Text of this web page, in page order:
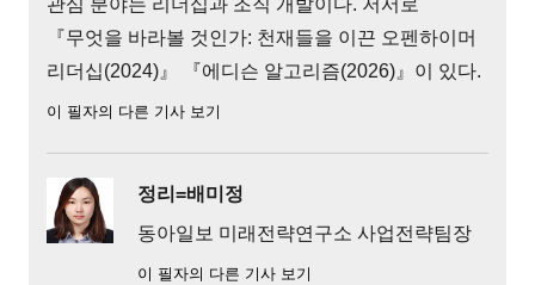
관심 분야는 리더십과 조직 개발이다. 저서로
『무엇을 바라볼 것인가: 천재들을 이끈 오펜하이머
리더십(2024)』 『에디슨 알고리즘(2026)』이 있다.
이 필자의 다른 기사 보기
정리=배미정
동아일보 미래전략연구소 사업전략팀장
이 필자의 다른 기사 보기